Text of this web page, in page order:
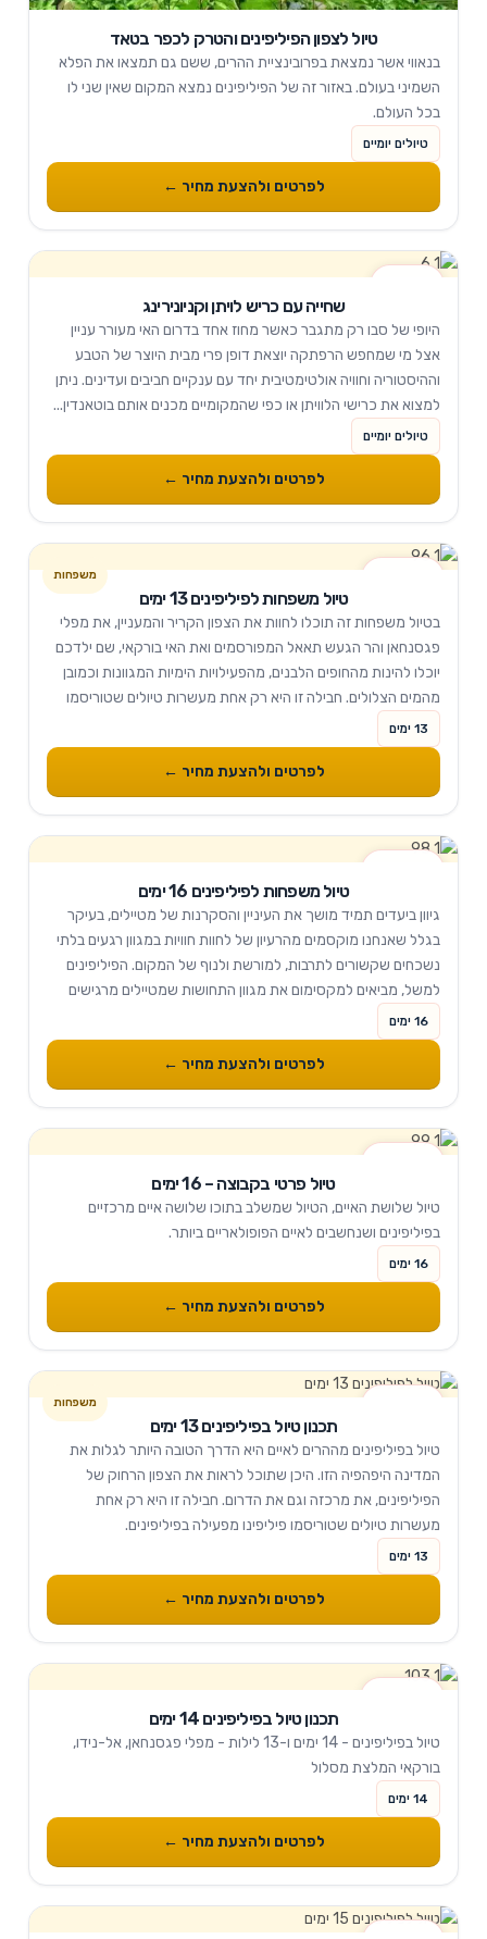
טיול לצפון הפיליפינים והטרק לכפר בטאד
בנאווי אשר נמצאת בפרובינציית ההרים, ששם גם תמצאו את הפלא
השמיני בעולם. באזור זה של הפיליפינים נמצא המקום שאין שני לו
בכל העולם.
טיולים יומיים
לפרטים ולהצעת מחיר ←
שחייה עם כריש לויתן וקניונירינג
היופי של סבו רק מתגבר כאשר מחוז אחד בדרום האי מעורר עניין
אצל מי שמחפש הרפתקה יוצאת דופן פרי מבית היוצר של הטבע
וההיסטוריה וחוויה אולטימטיבית יחד עם ענקיים חביבים ועדינים. ניתן
למצוא את כרישי הלוויתן או כפי שהמקומיים מכנים אותם בוטאנדין...
טיולים יומיים
לפרטים ולהצעת מחיר ←
טיול משפחות לפיליפינים 13 ימים
בטיול משפחות זה תוכלו לחוות את הצפון הקריר והמעניין, את מפלי
פגסנחאן והר הגעש תאאל המפורסמים ואת האי בורקאי, שם ילדכם
יוכלו להינות מהחופים הלבנים, מהפעילויות הימיות המגוונות וכמובן
מהמים הצלולים. חבילה זו היא רק אחת מעשרות טיולים שטוריסמו
פיליפינו מפעילה בפיליפינים.
13 ימים
לפרטים ולהצעת מחיר ←
טיול משפחות לפיליפינים 16 ימים
גיוון ביעדים תמיד מושך את העיניין והסקרנות של מטיילים, בעיקר
בגלל שאנחנו מוקסמים מהרעיון של לחוות חוויות במגוון רגעים בלתי
נשכחים שקשורים לתרבות, למורשת ולנוף של המקום. הפיליפינים
למשל, מביאים למקסימום את מגוון התחושות שמטיילים מרגישים
כשהם במסע דרך הארכיפלג שלנו. תרמילאים,...
16 ימים
לפרטים ולהצעת מחיר ←
טיול פרטי בקבוצה – 16 ימים
טיול שלושת האיים, הטיול שמשלב בתוכו שלושה איים מרכזיים
בפיליפינים ושנחשבים לאיים הפופולאריים ביותר.
16 ימים
לפרטים ולהצעת מחיר ←
תכנון טיול בפיליפינים 13 ימים
טיול בפיליפינים מההרים לאיים היא הדרך הטובה היותר לגלות את
המדינה היפהפיה הזו. היכן שתוכל לראות את הצפון הרחוק של
הפיליפינים, את מרכזה וגם את הדרום. חבילה זו היא רק אחת
מעשרות טיולים שטוריסמו פיליפינו מפעילה בפיליפינים.
13 ימים
לפרטים ולהצעת מחיר ←
תכנון טיול בפיליפינים 14 ימים
טיול בפיליפינים - 14 ימים ו-13 לילות - מפלי פגסנחאן, אל-נידו,
בורקאי המלצת מסלול
14 ימים
לפרטים ולהצעת מחיר ←